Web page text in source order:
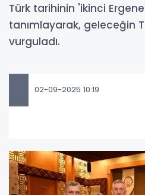
Türk tarihinin 'ikinci
tanımlayarak, geleceğin
vurguladı.
02-09-2025 10:19